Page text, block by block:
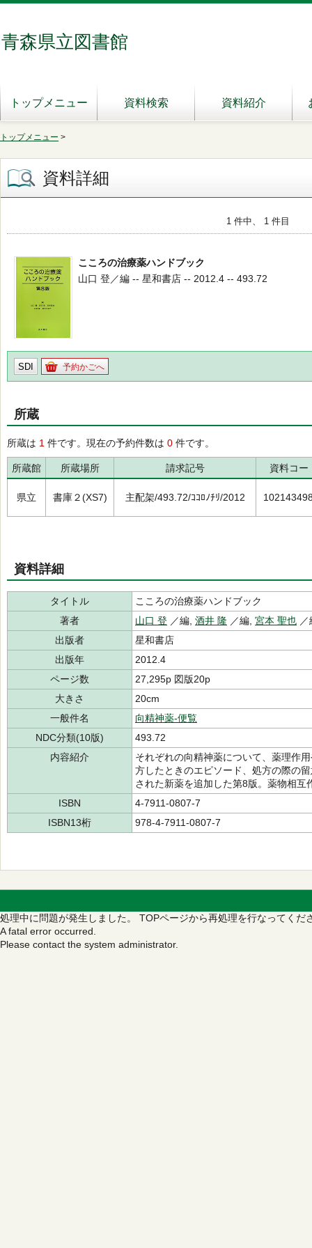
青森県立図書館
トップメニュー 資料検索 資料紹介
トップメニュー >
資料詳細
1 件中、 1 件目
こころの治療薬ハンドブック
山口 登／編 -- 星和書店 -- 2012.4 -- 493.72
SDI 予約かごへ
所蔵
所蔵は 1 件です。現在の予約件数は 0 件です。
所蔵館 所蔵場所 請求記号 資料コー
県立 書庫２(XS7) 主配架/493.72/ｺｺﾛﾉﾁﾘ/2012
資料詳細
タイトル
こころの治療薬ハンドブック
著者
山口 登 ／編, 酒井 隆 ／編, 宮本 聖也
出版者
星和書店
出版年
2012.4
ページ数
27,295p 図版20p
大きさ
20cm
一般件名
向精神薬-便覧
NDC分類(10版)
493.72
内容紹介
それぞれの向精神薬について、薬理作
方したときのエピソード、処方の際の
された新薬を追加した第8版。薬物相互
ISBN
4-7911-0807-7
ISBN13桁
978-4-7911-0807-7
処理中に問題が発生しました。 TOPページから再処理を行なってくだ
A fatal error occurred.
Please contact the system administrator.